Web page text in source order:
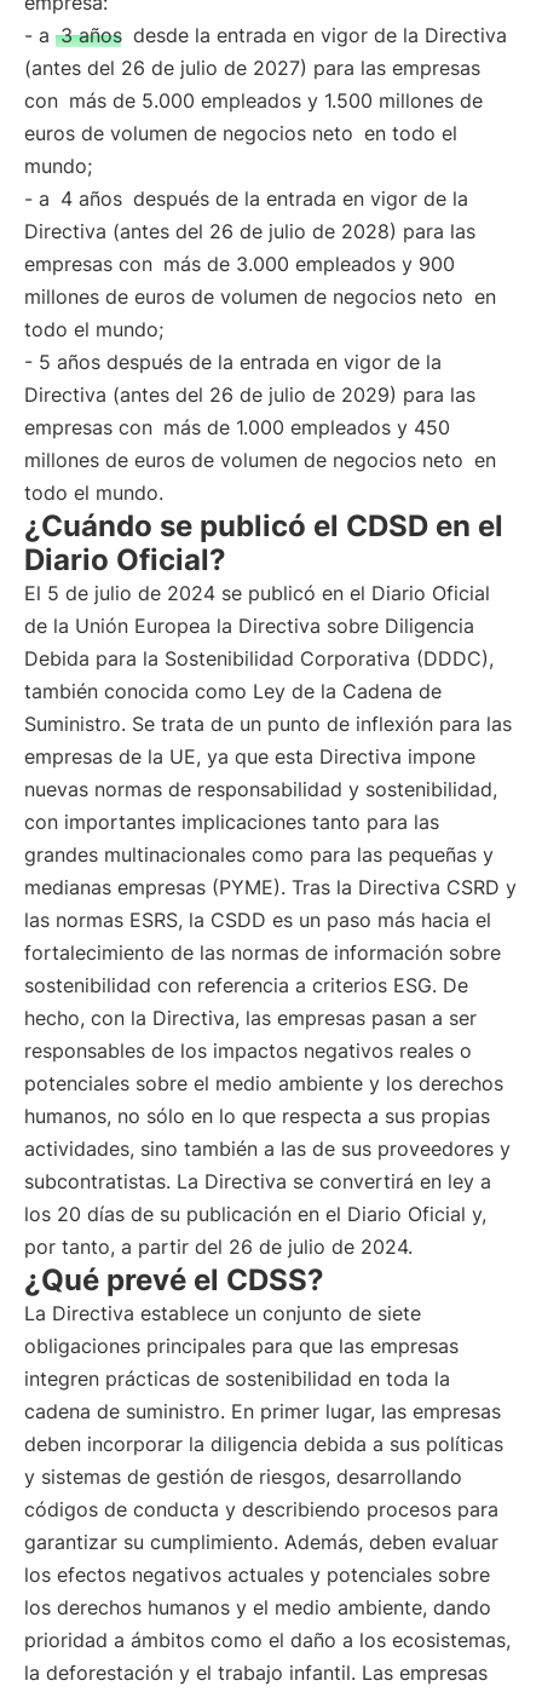
- a 3 años desde la entrada en vigor de la Directiva
(antes del 26 de julio de 2027) para las empresas
con más de 5.000 empleados y 1.500 millones de
euros de volumen de negocios neto en todo el
mundo;
- a 4 años después de la entrada en vigor de la
Directiva (antes del 26 de julio de 2028) para las
empresas con más de 3.000 empleados y 900
millones de euros de volumen de negocios neto en
todo el mundo;
- 5 años después de la entrada en vigor de la
Directiva (antes del 26 de julio de 2029) para las
empresas con más de 1.000 empleados y 450
millones de euros de volumen de negocios neto en
todo el mundo.
¿Cuándo se publicó el CDSD en el
Diario Oficial?
El 5 de julio de 2024 se publicó en el Diario Oficial
de la Unión Europea la Directiva sobre Diligencia
Debida para la Sostenibilidad Corporativa (DDDC),
también conocida como Ley de la Cadena de
Suministro. Se trata de un punto de inflexión para las
empresas de la UE, ya que esta Directiva impone
nuevas normas de responsabilidad y sostenibilidad,
con importantes implicaciones tanto para las
grandes multinacionales como para las pequeñas y
medianas empresas (PYME). Tras la Directiva CSRD y
las normas ESRS, la CSDD es un paso más hacia el
fortalecimiento de las normas de información sobre
sostenibilidad con referencia a criterios ESG. De
hecho, con la Directiva, las empresas pasan a ser
responsables de los impactos negativos reales o
potenciales sobre el medio ambiente y los derechos
humanos, no sólo en lo que respecta a sus propias
actividades, sino también a las de sus proveedores y
subcontratistas. La Directiva se convertirá en ley a
los 20 días de su publicación en el Diario Oficial y,
por tanto, a partir del 26 de julio de 2024.
¿Qué prevé el CDSS?
La Directiva establece un conjunto de siete
obligaciones principales para que las empresas
integren prácticas de sostenibilidad en toda la
cadena de suministro. En primer lugar, las empresas
deben incorporar la diligencia debida a sus políticas
y sistemas de gestión de riesgos, desarrollando
códigos de conducta y describiendo procesos para
garantizar su cumplimiento. Además, deben evaluar
los efectos negativos actuales y potenciales sobre
los derechos humanos y el medio ambiente, dando
prioridad a ámbitos como el daño a los ecosistemas,
la deforestación y el trabajo infantil. Las empresas